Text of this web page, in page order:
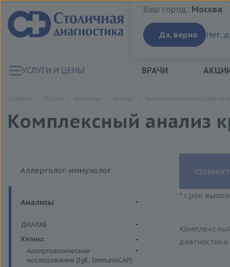
Ваш город:Москва
Ваш город: Москва
Да, верно Нет,
УСЛУГИ И ЦЕНЫ ВРАЧИ
Комплексный анализ
Аллерголог-иммунолог
Анализы
ДИАЛАБ
Биохимия крови
Хеликс
Аллергологические
исследования (IgE, ImmunoCAP)
* срок